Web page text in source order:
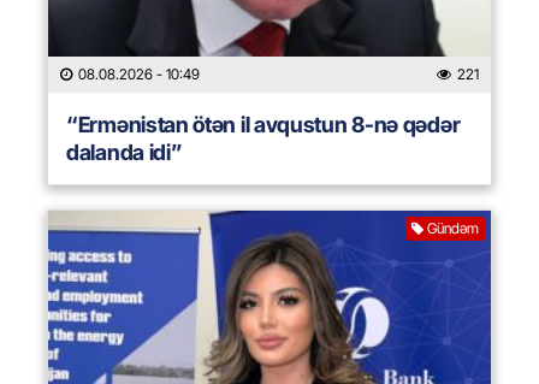
08.08.2026 - 10:49 221
“Ermənistan ötən il avqustun 8-nə qədər
dalanda idi”
Gündəm